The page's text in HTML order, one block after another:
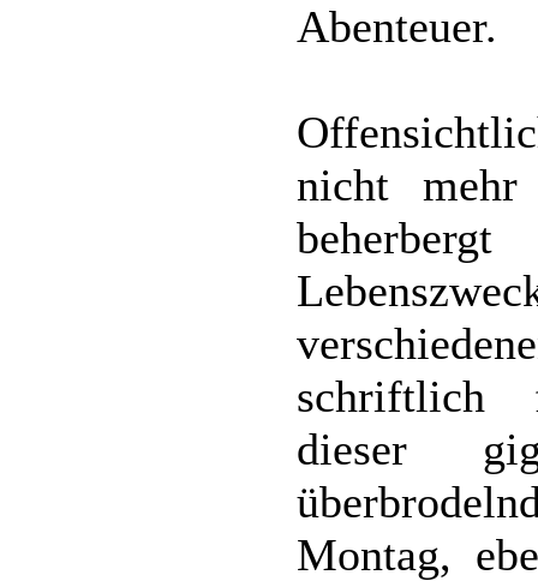
Abenteuer.
nicht
schriftlich
dieser
Montag,